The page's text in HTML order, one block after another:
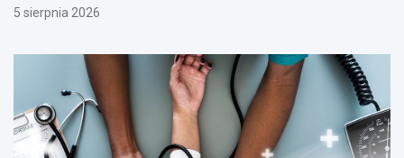
5 sierpnia 2026